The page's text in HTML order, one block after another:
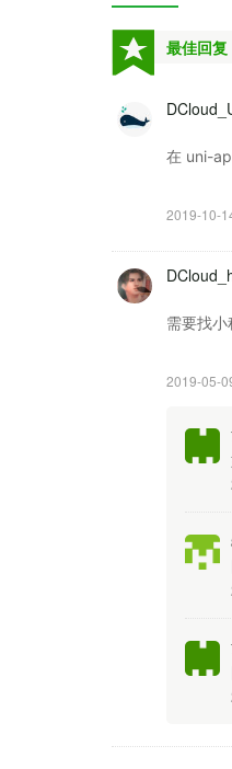
最佳回复
在 uni-
2019-10-
需要找
2019-05-